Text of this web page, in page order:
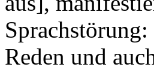
Reden und